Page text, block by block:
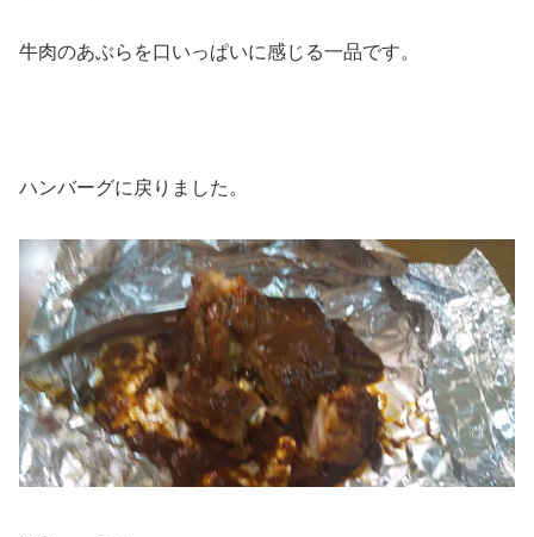
牛肉のあぶらを口いっぱいに感じる一品です。
ハンバーグに戻りました。